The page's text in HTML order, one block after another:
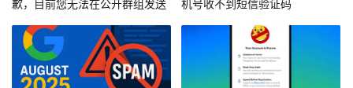
歉，目前您无法在公开群组发送
消息”
机号收不到短信验证码